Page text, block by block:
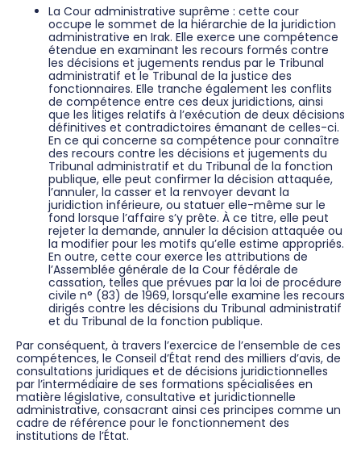
La Cour administrative suprême : cette cour
occupe le sommet de la hiérarchie de la juridiction
administrative en Irak. Elle exerce une compétence
étendue en examinant les recours formés contre
les décisions et jugements rendus par le Tribunal
administratif et le Tribunal de la justice des
fonctionnaires. Elle tranche également les conflits
de compétence entre ces deux juridictions, ainsi
que les litiges relatifs à l’exécution de deux décisions
définitives et contradictoires émanant de celles-ci.
En ce qui concerne sa compétence pour connaître
des recours contre les décisions et jugements du
Tribunal administratif et du Tribunal de la fonction
publique, elle peut confirmer la décision attaquée,
l’annuler, la casser et la renvoyer devant la
juridiction inférieure, ou statuer elle-même sur le
fond lorsque l’affaire s’y prête. À ce titre, elle peut
rejeter la demande, annuler la décision attaquée ou
la modifier pour les motifs qu’elle estime appropriés.
En outre, cette cour exerce les attributions de
l’Assemblée générale de la Cour fédérale de
cassation, telles que prévues par la loi de procédure
civile n° (83) de 1969, lorsqu’elle examine les recours
dirigés contre les décisions du Tribunal administratif
et du Tribunal de la fonction publique.
Par conséquent, à travers l’exercice de l’ensemble de ces
compétences, le Conseil d’État rend des milliers d’avis, de
consultations juridiques et de décisions juridictionnelles
par l’intermédiaire de ses formations spécialisées en
matière législative, consultative et juridictionnelle
administrative, consacrant ainsi ces principes comme un
cadre de référence pour le fonctionnement des
institutions de l’État.